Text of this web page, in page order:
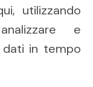
utilizzando
e
in tempo